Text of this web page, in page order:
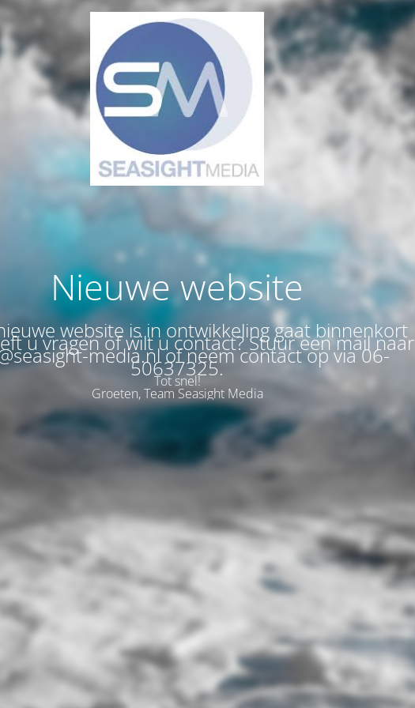
Nieuwe website
website is in ontwikkeling gaat binnenkort
u vragen of wilt u contact? Stuur een mail naar
media.nl of neem contact op via 06-
50637325.
Tot snel!
Groeten, Team Seasight Media